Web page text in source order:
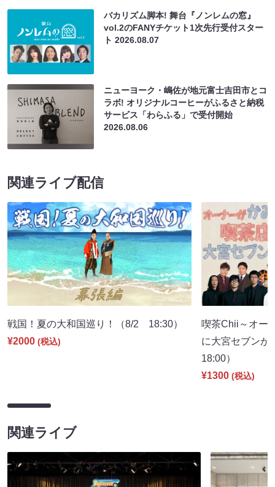
バカリズム脚本! 舞台『ノンレムの窓』
vol.2のFANYチケット1次先行受付スター
ト2026.08.07
ニューヨーク・嶋佐が地元富士吉田市とコ
ラボ! オリジナルコーヒーがふるさと納税
サービス「わらふる」で受付開始
2026.08.06
関連ライブ配信
戦国！夏の大和国巡り！（8/2 18:30）
¥2000 (税込)
喫茶Chii～オー
に大宮セブン
18:00）
¥1300 (税込)
関連ライブ